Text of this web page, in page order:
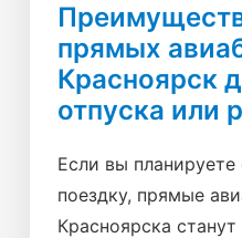
прямых
Красноярск
отпуска или
Если вы
поездку, прямые
Красноярска